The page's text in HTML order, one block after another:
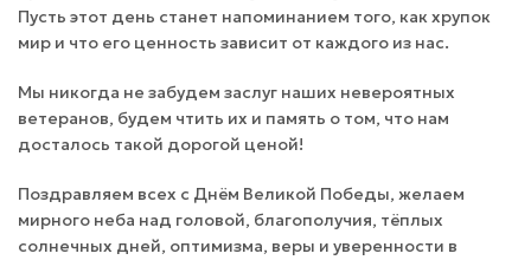
Пусть этот день станет напоминанием того, как хрупок
мир и что его ценность зависит от каждого из нас.
Мы никогда не забудем заслуг наших невероятных
ветеранов, будем чтить их и память о том, что нам
досталось такой дорогой ценой!
Поздравляем всех с Днём Великой Победы, желаем
мирного неба над головой, благополучия, тёплых
солнечных дней, оптимизма, веры и уверенности в